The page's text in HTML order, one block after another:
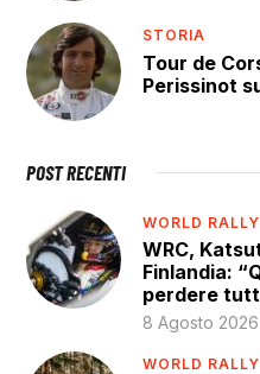
STORIA
Tour de
Perissinot
POST RECENTI
WORLD
WRC,
Finlandia:
perdere
8 Agosto 2026
WORLD